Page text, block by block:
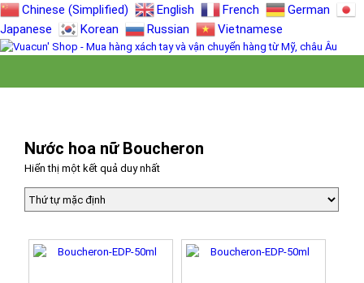
Chinese (Simplified) English French
German
Japanese
Korean Russian Vietnamese
Nước hoa nữ Boucheron
Hiển thị một kết quả duy nhất